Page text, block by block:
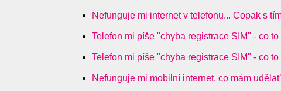
Nefunguje mi internet v telefonu... Copak s
Telefon mi píše "chyba registrace SIM" - co
Telefon mi píše "chyba registrace SIM" - co
Nefunguje mi mobilní internet, co mám